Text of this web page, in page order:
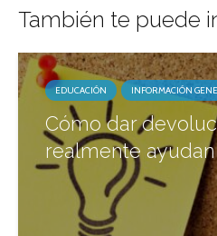
También te puede
EDUCACIÓN INFORMACIÓN
Cómo dar
realmente